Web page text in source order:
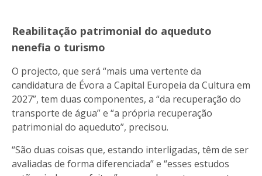
Reabilitação patrimonial do aqueduto
nenefia o turismo
O projecto, que será “mais uma vertente da
candidatura de Évora a Capital Europeia da Cultura em
2027”, tem duas componentes, a “da recuperação do
transporte de água” e “a própria recuperação
patrimonial do aqueduto”, precisou.
“São duas coisas que, estando interligadas, têm de ser
avaliadas de forma diferenciada” e “esses estudos